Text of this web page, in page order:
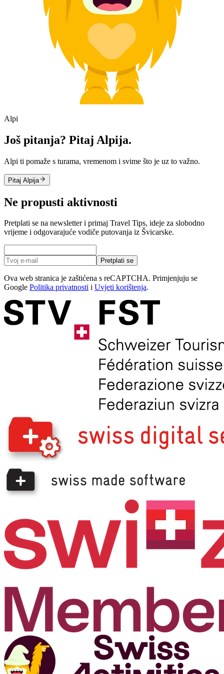
Alpi
Još pitanja? Pitaj Alpija.
Alpi ti pomaže s turama, vremenom i svime što je uz to važno.
Pitaj Alpija
Ne propusti aktivnosti
Pretplati se na newsletter i primaj Travel Tips, ideje za slobodno
vrijeme i odgovarajuće vodiče putovanja iz Švicarske.
Pretplati se
Ova web stranica je zaštićena s reCAPTCHA. Primjenjuju se
Google Politika privatnosti i Uvjeti korištenja.